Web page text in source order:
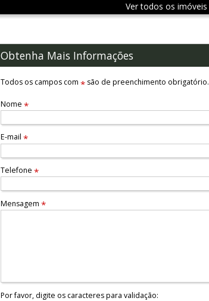
Ver todos os imóveis
Obtenha Mais Informações
Todos os campos com *são de preenchimento obrigatório.
Nome *
E-mail *
Telefone *
Mensagem *
Por favor, digite os caracteres para validação: